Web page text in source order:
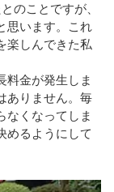
のことですが、
思います。これ
楽しんできた私
料金が発生しま
ありません。毎
なくなってしま
めるようにして